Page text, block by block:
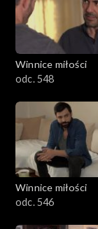
Winnice miłości
odc. 548
Winnice miłości
odc. 546